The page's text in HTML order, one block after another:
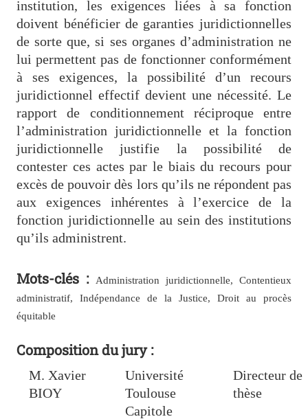
institution, les exigences liées à sa fonction
doivent bénéficier de garanties juridictionnelles
de sorte que, si ses organes d’administration ne
lui permettent pas de fonctionner conformément
à ses exigences, la possibilité d’un recours
juridictionnel effectif devient une nécessité. Le
rapport de conditionnement réciproque entre
l’administration juridictionnelle et la fonction
juridictionnelle justifie la possibilité de
contester ces actes par le biais du recours pour
excès de pouvoir dès lors qu’ils ne répondent pas
aux exigences inhérentes à l’exercice de la
fonction juridictionnelle au sein des institutions
qu’ils administrent.
Mots-clés :
Administration juridictionnelle, Contentieux
administratif, Indépendance de la Justice, Droit au procès
équitable
Composition du jury :
M. Xavier
BIOY
Université
Toulouse
Capitole
Directeur de
thèse